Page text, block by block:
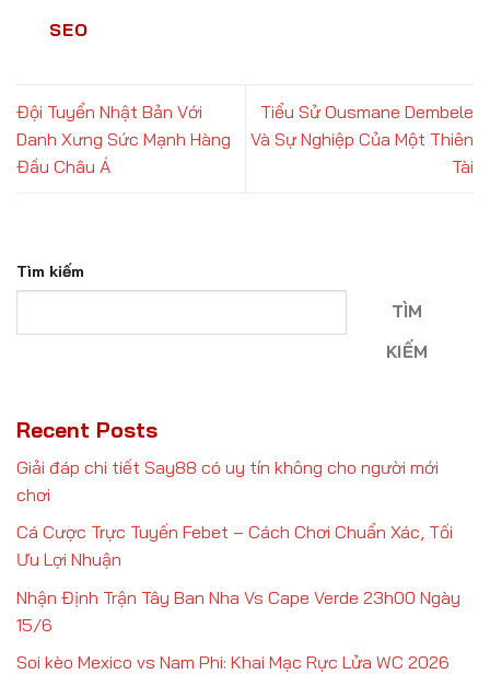
SEO
Đội Tuyển Nhật Bản Với
Danh Xưng Sức Mạnh Hàng
Đầu Châu Á
Tiểu Sử Ousmane Dembele
Và Sự Nghiệp Của Một Thiên
Tài
Tìm kiếm
TÌM
KIẾM
Recent Posts
Giải đáp chi tiết Say88 có uy tín không cho người mới
chơi
Cá Cược Trực Tuyến Febet – Cách Chơi Chuẩn Xác, Tối
Ưu Lợi Nhuận
Nhận Định Trận Tây Ban Nha Vs Cape Verde 23h00 Ngày
15/6
Soi kèo Mexico vs Nam Phi: Khai Mạc Rực Lửa WC 2026